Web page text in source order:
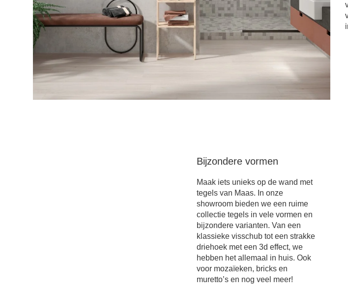
Bijzondere vormen
Maak iets unieks op de wand met
tegels van Maas. In onze
showroom bieden we een ruime
collectie tegels in vele vormen en
bijzondere varianten. Van een
klassieke visschub tot een strakke
driehoek met een 3d effect, we
hebben het allemaal in huis. Ook
voor mozaïeken, bricks en
muretto’s en nog veel meer!